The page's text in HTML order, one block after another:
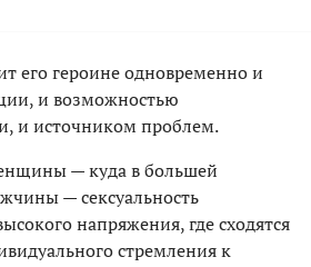
его героине одновременно и
и возможностью
и источником проблем.
— куда в большей
— сексуальность
напряжения, где сходятся
стремления к